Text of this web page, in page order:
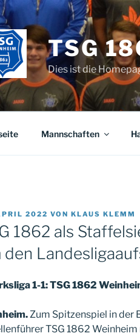
TSG
Dies ist die
Mannschaften
2022 VON KLAUS KLEMM
1862 als
den
1-1: TSG 1862
Zum Spitzenspiel in der
TSG 1862